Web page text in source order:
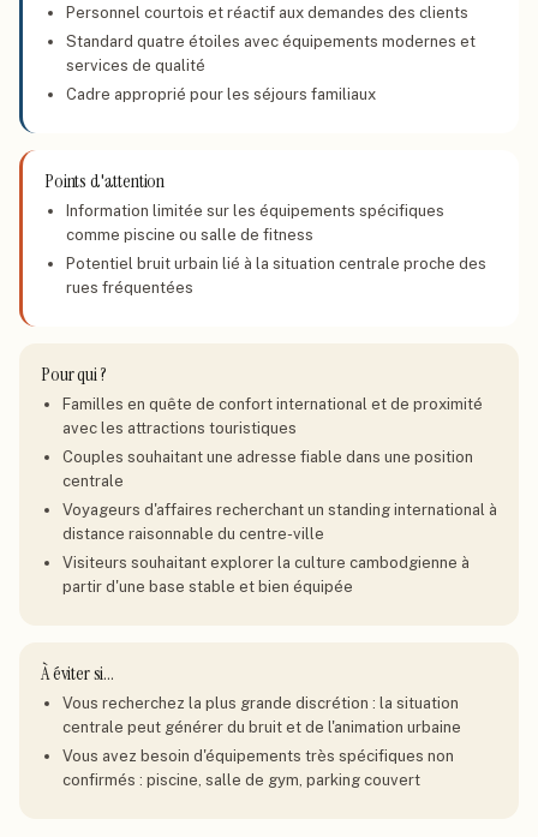
Personnel courtois et réactif aux demandes des clients
Standard quatre étoiles avec équipements modernes et
services de qualité
Cadre approprié pour les séjours familiaux
Points d'attention
Information limitée sur les équipements spécifiques
comme piscine ou salle de fitness
Potentiel bruit urbain lié à la situation centrale proche des
rues fréquentées
Pour qui ?
Familles en quête de confort international et de proximité
avec les attractions touristiques
Couples souhaitant une adresse fiable dans une position
centrale
Voyageurs d'affaires recherchant un standing international à
distance raisonnable du centre-ville
Visiteurs souhaitant explorer la culture cambodgienne à
partir d'une base stable et bien équipée
À éviter si…
Vous recherchez la plus grande discrétion : la situation
centrale peut générer du bruit et de l'animation urbaine
Vous avez besoin d'équipements très spécifiques non
confirmés : piscine, salle de gym, parking couvert